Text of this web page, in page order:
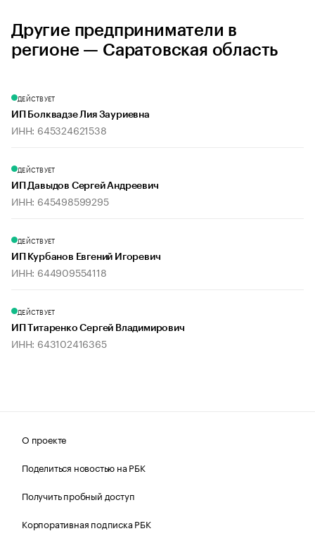
Другие предприниматели в
регионе — Саратовская область
ДЕЙСТВУЕТ
ИП Болквадзе Лия Зауриевна
ИНН: 645324621538
ДЕЙСТВУЕТ
ИП Давыдов Сергей Андреевич
ИНН: 645498599295
ДЕЙСТВУЕТ
ИП Курбанов Евгений Игоревич
ИНН: 644909554118
ДЕЙСТВУЕТ
ИП Титаренко Сергей Владимирович
ИНН: 643102416365
О проекте
Поделиться новостью на РБК
Получить пробный доступ
Корпоративная подписка РБК